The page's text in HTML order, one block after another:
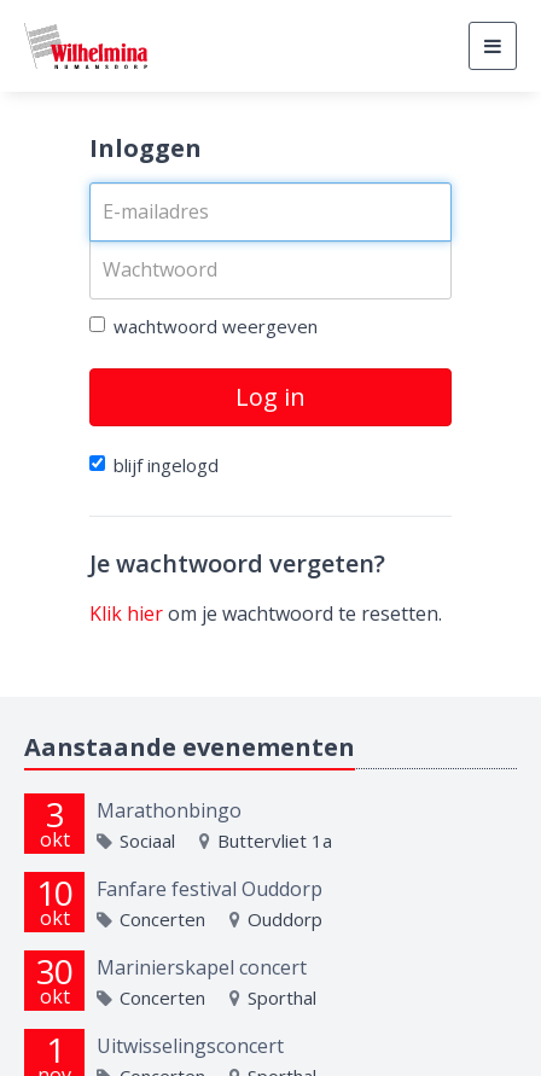
Inloggen
wachtwoord weergeven
Log in
blijf ingelogd
Je wachtwoord vergeten?
Klik hierom je wachtwoord te resetten.
Aanstaande evenementen
3
okt
Marathonbingo
Sociaal Buttervliet 1a
10
okt
Fanfare festival Ouddorp
Concerten Ouddorp
30
okt
Marinierskapel concert
Concerten Sporthal
1 Uitwisselingsconcert